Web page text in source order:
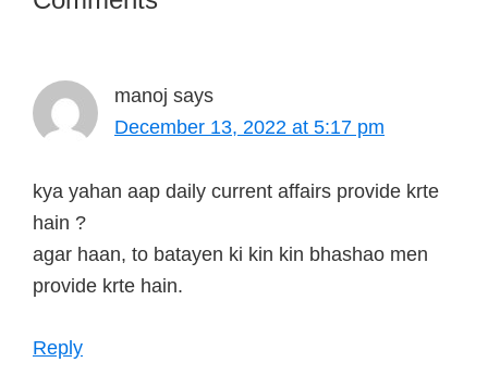
manoj says
December 13, 2022 at 5:17 pm
kya yahan aap daily current affairs provide krte
hain ?
agar haan, to batayen ki kin kin bhashao men
provide krte hain.
Reply